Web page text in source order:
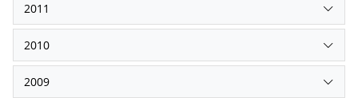
2011
2010
2009